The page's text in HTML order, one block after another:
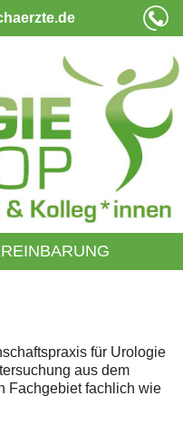
für Urologie
aus dem
Fachgebiet fachlich wie